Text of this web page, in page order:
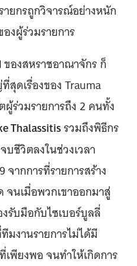
ยกรถูกวิจารณ์อย่างหนัก
งผู้ร่วมรายการ
ของสหราชอาณาจักร ก็
ดเรื่องของ Trauma
ร่วมรายการถึง 2 คนทั้ง
Thalassitisรวมถึงพิธีกร
บชีวิตลงในช่วงเวลา
จากการที่รายการสร้าง
นเมื่อพวกเขาออกมาสู่
รับมือกับไซเบอร์บูลลี่
งานรายการไม่ได้มี
พียงพอ จนทำให้เกิดการ